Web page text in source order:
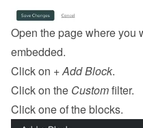
Open the page where you
embedded.
Click on + Add Block.
Click on the Custom filter.
Click one of the blocks.